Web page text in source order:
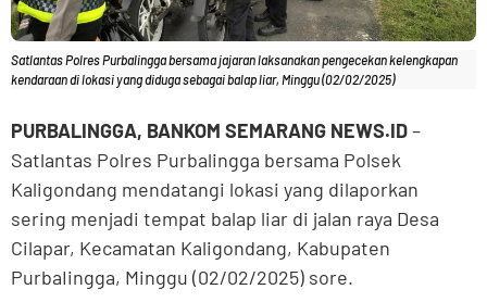
Satlantas Polres Purbalingga bersama jajaran laksanakan pengecekan kelengkapan
kendaraan di lokasi yang diduga sebagai balap liar, Minggu (02/02/2025)
PURBALINGGA, BANKOM SEMARANG NEWS.ID–
Satlantas Polres Purbalingga bersama Polsek
Kaligondang mendatangi lokasi yang dilaporkan
sering menjadi tempat balap liar di jalan raya Desa
Cilapar, Kecamatan Kaligondang, Kabupaten
PurbaIingga, Minggu (02/02/2025) sore.